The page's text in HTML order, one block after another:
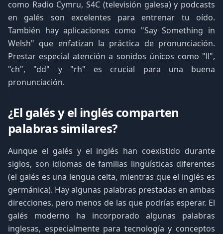
como Radio Cymru, S4C (televisión galesa) y podcasts
en galés son excelentes para entrenar tu oído.
También hay aplicaciones como "Say Something in
Welsh" que enfatizan la práctica de pronunciación.
Prestar especial atención a sonidos únicos como "ll",
"ch", "dd" y "rh" es crucial para una buena
pronunciación.
¿El galés y el inglés comparten
palabras similares?
Aunque el galés y el inglés han coexistido durante
siglos, son idiomas de familias lingüísticas diferentes
(el galés es una lengua celta, mientras que el inglés es
germánica). Hay algunas palabras prestadas en ambas
direcciones, pero menos de las que podrías esperar. El
galés moderno ha incorporado algunas palabras
inglesas, especialmente para tecnología y conceptos